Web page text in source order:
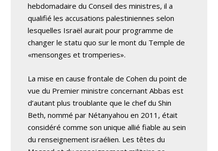
hebdomadaire du Conseil des ministres, il a
qualifié les accusations palestiniennes selon
lesquelles Israël aurait pour programme de
changer le statu quo sur le mont du Temple de
«mensonges et tromperies».
La mise en cause frontale de Cohen du point de
vue du Premier ministre concernant Abbas est
d’autant plus troublante que le chef du Shin
Beth, nommé par Nétanyahou en 2011, était
considéré comme son unique allié fiable au sein
du renseignement israélien. Les têtes du